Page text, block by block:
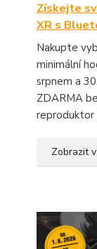
Získejte
XR s
Nakupte
minimální
srpnem a
ZDARMA
reproduktor
Zobrazit